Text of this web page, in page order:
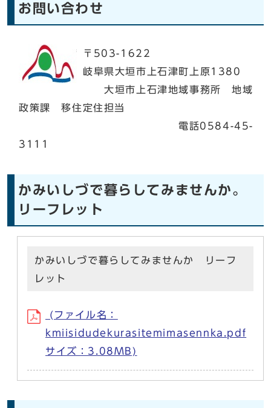
お問い合わせ
〒503-1622
岐阜県大垣市上石津町上原1380
大垣市上石津地域事務所 地域
政策課 移住定住担当
電話0584-45-
3111
かみいしづで暮らしてみませんか。
リーフレット
かみいしづで暮らしてみませんか リーフ
レット
(ファイル名：
kmiisidudekurasitemimasennka.pdf
サイズ：3.08MB)